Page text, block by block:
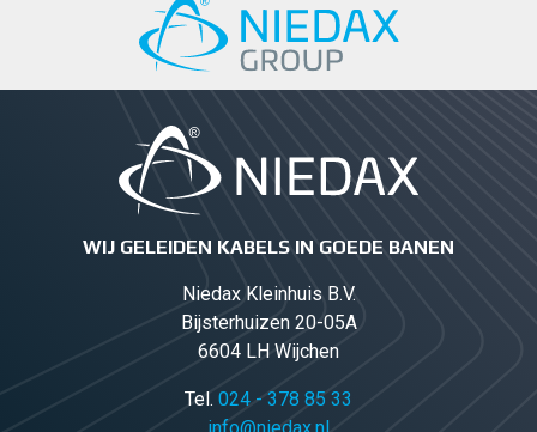
WIJ GELEIDEN KABELS IN GOEDE BANEN
Niedax Kleinhuis B.V.
Bijsterhuizen 20-05A
6604 LH Wijchen
Tel. 024 - 378 85 33